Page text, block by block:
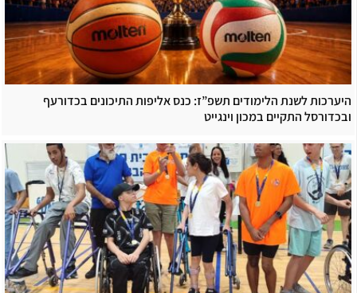
היערכות לשנת הלימודים תשפ”ז: כנס אליפות התיכונים בכדורעף
ובכדורסל התקיים במכון וינגייט